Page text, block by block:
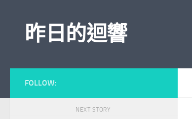
昨日的迴響
FOLLOW:
NEXT STORY